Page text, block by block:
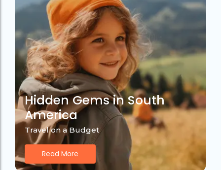
Hidden Gems in South
America
Travel on a Budget
Read More